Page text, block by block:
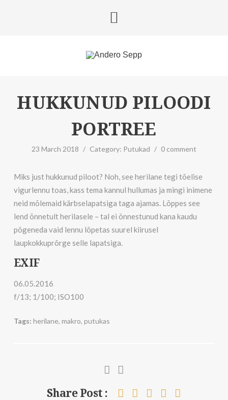
HUKKUNUD PILOODI
PORTREE
23 March 2018 / Category: Putukad / 0 comment
Miks just hukkunud piloot? Noh, see herilane tegi tõelise
vigurlennu toas, kass tema kannul hullumas ja mingi inimene
neid mõlemaid kärbselapatsiga taga ajamas. Lõppes see
lend õnnetult herilasele – tal ei õnnestunud kana kaudu
põgeneda vaid lennu lõpetas suurel kiirusel
laupkokkuprõrge selle lapatsiga.
EXIF
06.05.2016
f/13; 1/100; ISO100
Tags: herilane, makro, putukas
Share Post :